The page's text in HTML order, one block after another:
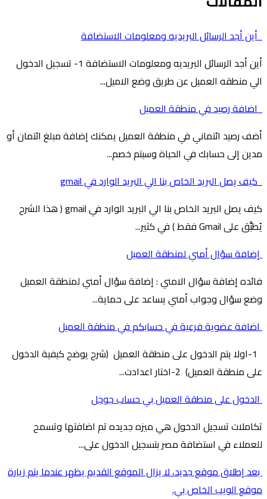
أين أجد الرسائل البريديه ومعلومات الاستضافة
أين أجد الرسائل البريديه ومعلومات الاستضافة 1- تسجيل الدخول
الي منطقه العميل عن طريق وضع الاميل...
اضافة رصيد في منطقة العميل
أضف رصيد ائتماني في منطقة العميل يمكنك إضافة مبلغ ائتمان أو
مدين إلى حسابك في الحياة وسيتم خصم...
كيف يصل البريد الخاص بنا الي البريد الوارد في gmail
كيف يصل البريد الخاص بنا الي البريد الوارد في gmail ( هذا الشرح
يُطبَّق على Gmail فقط ) في كثير...
إضافة سؤال أمني لمنطقة العميل
فائده إضافة سؤال الامني : إضافة سؤال أمني لمنطقة العميل
وضع سؤال وجواب أمني يساعد على حماية...
اضافة عضوية فرعية في حسابكم في منطقة العميل
1-اولا يتم الدخول على منطقة العميل (شرح يوضح كيفية الدخول
على منطقة العميل) 2-اختار اعدادت...
الدخول على منطقة العميل بي حساب جوجل
تكاملات تسجيل الدخول هي ميزه جديده تم اضافتها وتسمح
للعملاء في استضافة مصر بتسجيل الدخول على...
بعد إطلاق موقع جديد، لا يزال الموقع القديم يظهر عندما يتم زيارة
موقع الويب الخاص بي.